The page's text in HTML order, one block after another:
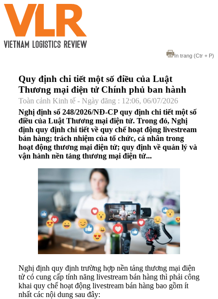
In trang (Ctr + P)
Quy định chi tiết một số điều của Luật
Thương mại điện tử Chính phủ ban hành
Toàn cảnh Kinh tế - Ngày đăng : 12:06, 06/07/2026
Nghị định số 248/2026/NĐ-CP quy định chi tiết một số
điều của Luật Thương mại điện tử. Trong đó, Nghị
định quy định chi tiết về quy chế hoạt động livestream
bán hàng; trách nhiệm của tổ chức, cá nhân trong
hoạt động thương mại điện tử; quy định về quản lý và
vận hành nền tảng thương mại điện tử...
Nghị định quy định trường hợp nền tảng thương mại điện
tử có cung cấp tính năng livestream bán hàng thì phải công
khai quy chế hoạt động livestream bán hàng bao gồm ít
nhất các nội dung sau đây: